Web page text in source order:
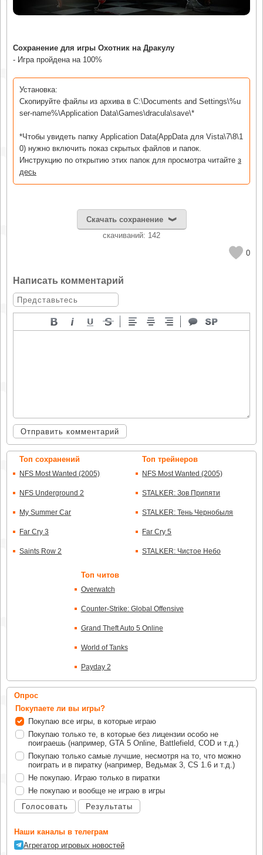
Топ сохранений
NFS Most Wanted (2005)
NFS Underground 2
My Summer Car
Far Cry 3
Saints Row 2
Топ трейнеров
NFS Most Wanted (2005)
STALKER: Зов Припяти
STALKER: Тень Чернобыля
Far Cry 5
STALKER: Чистое Небо
Топ читов
Overwatch
Counter-Strike: Global Offensive
Grand Theft Auto 5 Online
World of Tanks
Payday 2
Сохранение для игры Охотник на Дракулу
- Игра пройдена на 100%
Установка:
Скопируйте файлы из архива в C:\Documents and Settings\%u
ser-name%\Application Data\Games\dracula\save\*
*Чтобы увидеть папку Application Data(AppData для Vista\7\8\1
0) нужно включить показ скрытых файлов и папок.
Инструкцию по открытию этих папок для просмотра читайте з
десь
Скачать сохранение
cкачиваний: 142
0
Написать комментарий
Отправить комментарий
Опрос
Покупаете ли вы игры?
Покупаю все игры, в которые играю
Покупаю только те, в которые без лицензии особо не
поиграешь (например, GTA 5 Online, Battlefield, COD и т.д.)
Покупаю только самые лучшие, несмотря на то, что можно
поиграть и в пиратку (например, Ведьмак 3, CS 1.6 и т.д.)
Не покупаю. Играю только в пиратки
Не покупаю и вообще не играю в игры
Голосовать
Результаты
Наши каналы в телеграм
Агрегатор игровых новостей